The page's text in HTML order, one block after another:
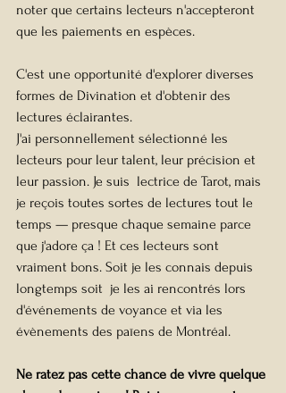
noter que certains lecteurs n'accepteront
que les paiements en espèces.
C'est une opportunité d'explorer diverses
formes de Divination et d'obtenir des
lectures éclairantes.
J'ai personnellement sélectionné les
lecteurs pour leur talent, leur précision et
leur passion. Je suis  lectrice de Tarot, mais
je reçois toutes sortes de lectures tout le
temps — presque chaque semaine parce
que j'adore ça ! Et ces lecteurs sont
vraiment bons. Soit je les connais depuis
longtemps soit  je les ai rencontrés lors
d'événements de voyance et via les
évènements des païens de Montréal.
Ne ratez pas cette chance de vivre quelque